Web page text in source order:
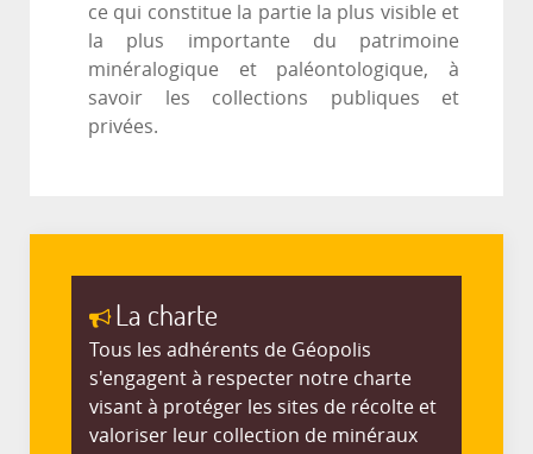
ce qui constitue la partie la plus visible et
la plus importante du patrimoine
minéralogique et paléontologique, à
savoir les collections publiques et
privées.
La charte
Tous les adhérents de Géopolis
s'engagent à respecter notre charte
visant à protéger les sites de récolte et
valoriser leur collection de minéraux